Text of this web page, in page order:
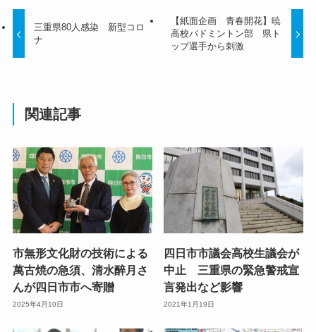
三重県80人感染 新型コロ
ナ
【紙面企画 青春開花】暁
高校バドミントン部 県ト
ップ選手から刺激
関連記事
市無形文化財の技術による
萬古焼の急須、清水醉月さ
んが四日市市へ寄贈
2025年4月10日
四日市市議会高校生議会が
中止 三重県の緊急警戒宣
言発出など影響
2021年1月19日